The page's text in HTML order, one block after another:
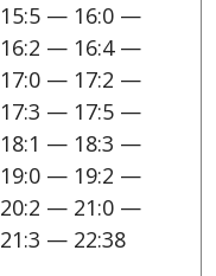
15:5 — 16:0 —
16:2 — 16:4 —
17:0 — 17:2 —
17:3 — 17:5 —
18:1 — 18:3 —
19:0 — 19:2 —
20:2 — 21:0 —
21:3 — 22:38